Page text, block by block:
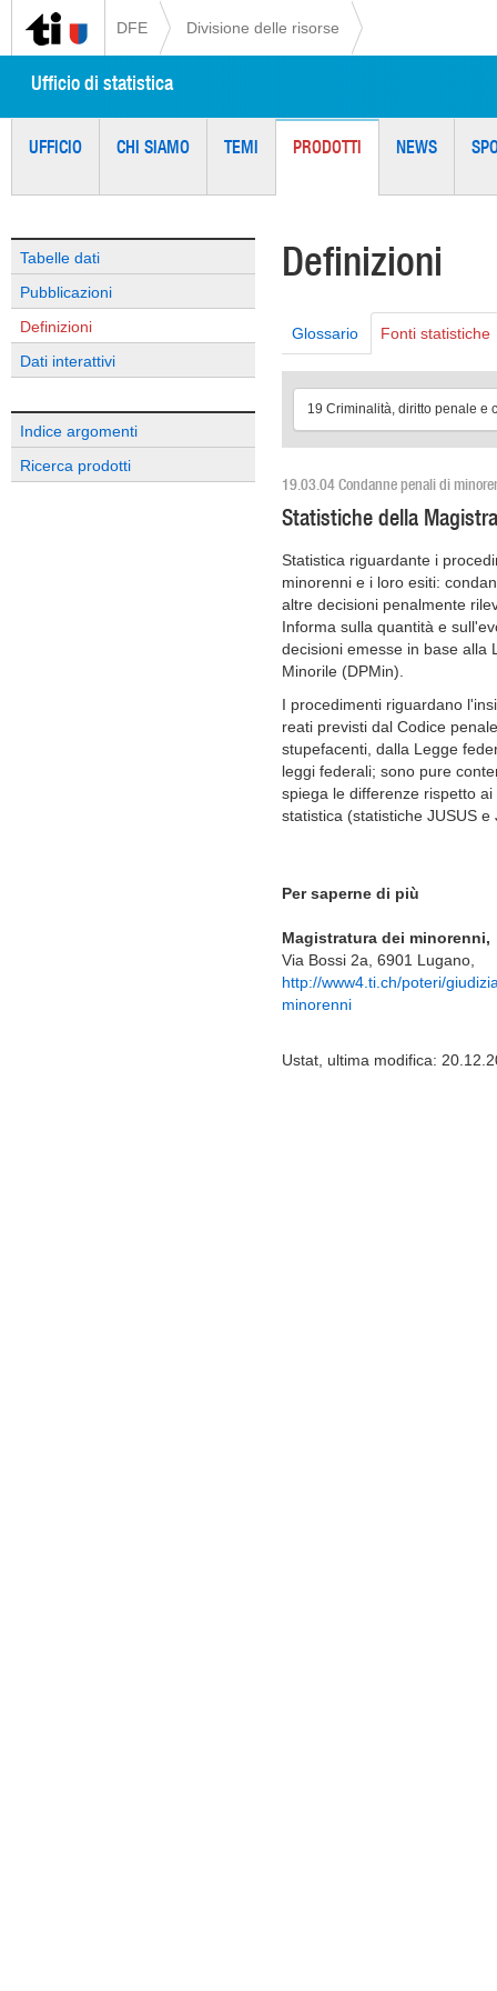
DFE Divisione delle risorse
Ufficio di statistica
UFFICIO CHI SIAMO TEMI PRODOTTI NEWS
Tabelle dati
Pubblicazioni
Definizioni
Dati interattivi
Indice argomenti
Ricerca prodotti
Definizioni
Glossario Fonti statistiche
19 Criminalità, diritto penale e
19.03.04 Condanne penali di
Statistiche della
Statistica riguardante i
minorenni e i loro esiti:
altre decisioni penalmente
Informa sulla quantità e
decisioni emesse in base alla
Minorile (DPMin).
I procedimenti riguardano
reati previsti dal Codice
stupefacenti, dalla Legge
leggi federali; sono pure
spiega le differenze rispetto
statistica (statistiche JUSUS e
Per saperne di più
Magistratura dei minorenni,
Via Bossi 2a, 6901 Lugano,
http://www4.ti.ch/poteri/
minorenni
Ustat, ultima modifica: